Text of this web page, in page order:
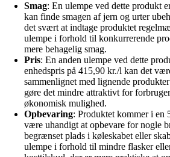
Smag: En ulempe ved dette produkt
kan finde smagen af jern og urter
det svært at indtage produktet
ulempe i forhold til konkurrerende
mere behagelig smag.
Pris: En anden ulempe ved dette
enhedspris på 415,90 kr./l kan det
sammenlignet med lignende
gøre det mindre attraktivt for
økonomisk mulighed.
Opbevaring: Produktet kommer i en
være uhandigt at opbevare for nogle
begrænset plads i køleskabet eller
ulempe i forhold til mindre flasker